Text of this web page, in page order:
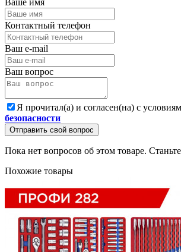
Контактный телефон
Ваш e-mail
Ваш вопрос
Я прочитал(а) и согласен(на) с
безопасности
Отправить свой вопрос
Пока нет вопросов об этом товаре.
Похожие товары